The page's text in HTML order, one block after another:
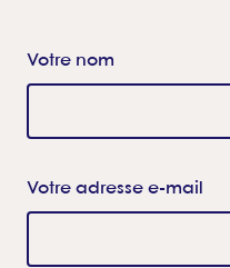
Votre nom
Votre adresse e-mail